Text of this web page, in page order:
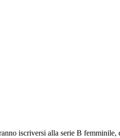
iscriversi alla serie B femminile,